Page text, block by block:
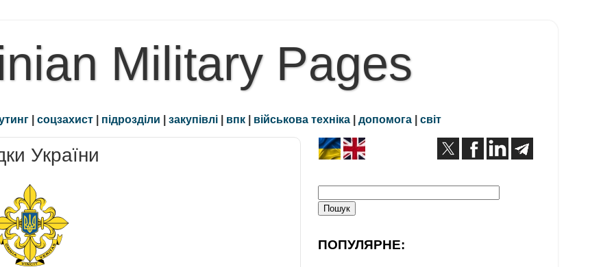
Military Pages
| соцзахист | підрозділи | закупівлі | впк | військова техніка | допомога | світ
України
ПОПУЛЯРНЕ: